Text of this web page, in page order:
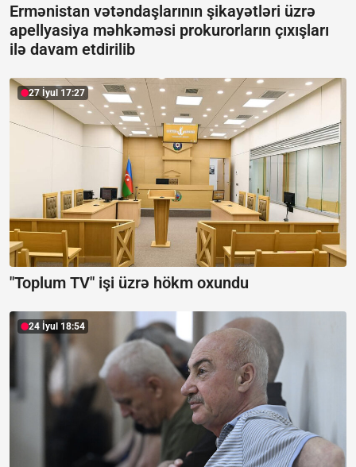
Ermənistan vətəndaşlarının şikayətləri üzrə
apellyasiya məhkəməsi prokurorların çıxışları
ilə davam etdirilib
27 İyul 17:27
"Toplum TV" işi üzrə hökm oxundu
24 İyul 18:54